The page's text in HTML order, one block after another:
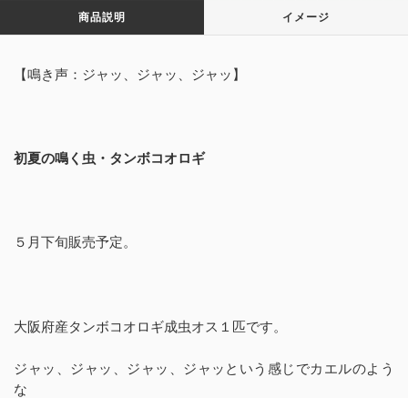
商品説明 イメージ
【鳴き声：ジャッ、ジャッ、ジャッ】
初夏の鳴く虫・タンボコオロギ
５月下旬販売予定。
大阪府産タンボコオロギ成虫オス１匹です。
ジャッ、ジャッ、ジャッ、ジャッという感じでカエルのよう
な